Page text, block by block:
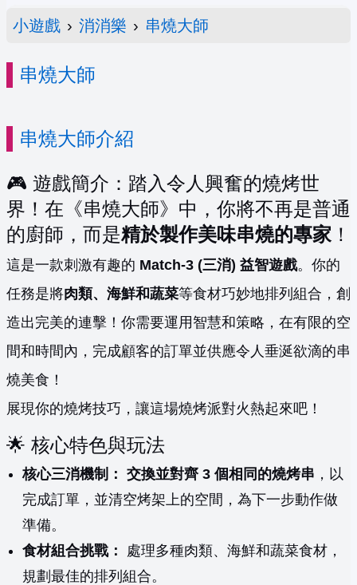
小遊戲 › 消消樂 › 串燒大師
串燒大師
串燒大師介紹
🎮 遊戲簡介：踏入令人興奮的燒烤世
界！在《串燒大師》中，你將不再是普通
的廚師，而是精於製作美味串燒的專家 ！
這是一款刺激有趣的 Match-3 (三消) 益智遊戲。你的
任務是將肉類、海鮮和蔬菜等食材巧妙地排列組合，創
造出完美的連擊！你需要運用智慧和策略，在有限的空
間和時間內，完成顧客的訂單並供應令人垂涎欲滴的串
燒美食！
展現你的燒烤技巧，讓這場燒烤派對火熱起來吧！
🌟 核心特色與玩法
核心三消機制： 交換並對齊 3 個相同的燒烤串 ，以
完成訂單，並清空烤架上的空間，為下一步動作做
準備。
食材組合挑戰：
處理多種肉類、海鮮和蔬菜食材，
規劃最佳的排列組合。